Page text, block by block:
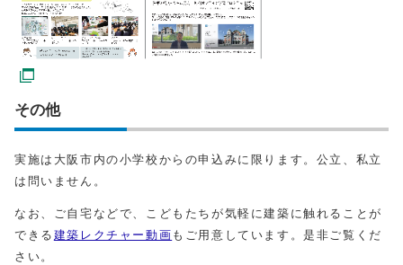
その他
実施は大阪市内の小学校からの申込みに限ります。公立、私立
は問いません。
なお、ご自宅などで、こどもたちが気軽に建築に触れることが
できる 建築レクチャー動画 もご用意しています。是非ご覧くだ
さい。